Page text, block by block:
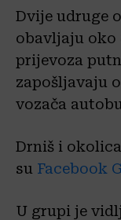
Dvije udruge
obavljaju oko
prijevoza
zapošljavaju
vozača
Drniš i
su Facebook
U grupi je